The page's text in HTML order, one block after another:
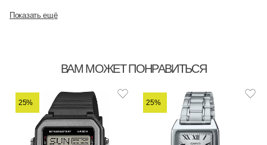
Показать ещё
ВАМ МОЖЕТ ПОНРАВИТЬСЯ
25% 25%